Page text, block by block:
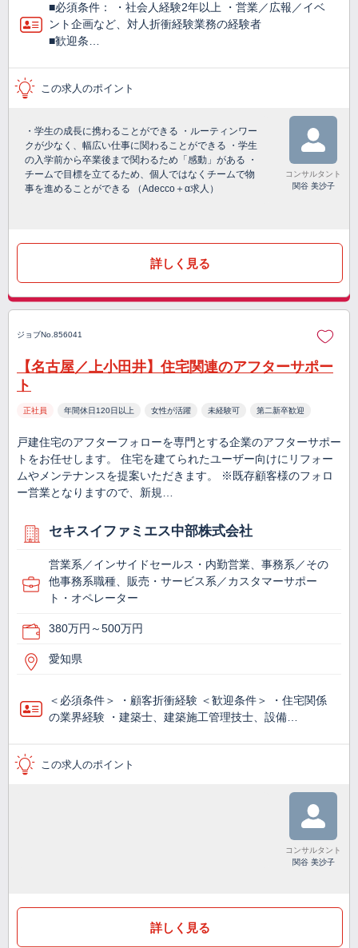
■必須条件： ・社会人経験2年以上 ・営業／広報／イベ
ント企画など、対人折衝経験業務の経験者
■歓迎条…
この求人のポイント
・学生の成長に携わることができる ・ルーティンワー
クが少なく、幅広い仕事に関わることができる ・学生
の入学前から卒業後まで関わるため「感動」がある ・
チームで目標を立てるため、個人ではなくチームで物
事を進めることができる （Adecco＋α求人）
コンサルタント
関谷 美沙子
詳しく見る
ジョブNo.856041
【名古屋／上小田井】住宅関連のアフターサポー
ト
正社員 年間休日120日以上 女性が活躍 未経験可 第二新卒歓迎
戸建住宅のアフターフォローを専門とする企業のアフターサポー
トをお任せします。 住宅を建てられたユーザー向けにリフォー
ムやメンテナンスを提案いただきます。 ※既存顧客様のフォロ
ー営業となりますので、新規…
セキスイファミエス中部株式会社
営業系／インサイドセールス・内勤営業、事務系／その
他事務系職種、販売・サービス系／カスタマーサポー
ト・オペレーター
380万円～500万円
愛知県
＜必須条件＞ ・顧客折衝経験 ＜歓迎条件＞ ・住宅関係
の業界経験 ・建築士、建築施工管理技士、設備…
この求人のポイント
コンサルタント
関谷 美沙子
詳しく見る